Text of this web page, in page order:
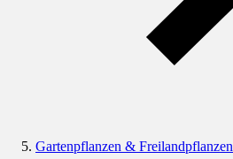
Gartenpflanzen & Freilandpflanzen